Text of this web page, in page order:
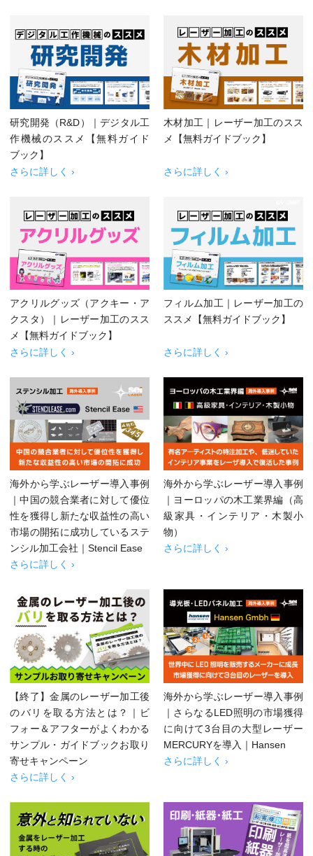
研究開発（R&D）｜デジタル工
作機械のススメ【無料ガイド
ブック】
さらに詳しく ›
木材加工｜レーザー加工のスス
メ【無料ガイドブック】
さらに詳しく ›
アクリルグッズ（アクキー・ア
クスタ）｜レーザー加工のスス
メ【無料ガイドブック】
さらに詳しく ›
フィルム加工｜レーザー加工の
ススメ【無料ガイドブック】
さらに詳しく ›
海外から学ぶレーザー導入事例
｜中国の競合業者に対して優位
性を獲得し新たな収益性の高い
市場の開拓に成功しているステ
ンシル加工会社｜Stencil Ease
さらに詳しく ›
海外から学ぶレーザー導入事例
｜ヨーロッパの木工業界編（高
級家具・インテリア・木製小
物）
さらに詳しく ›
【終了】金属のレーザー加工後
のバリを取る方法とは？｜ビ
フォー＆アフターがよくわかる
サンプル・ガイドブックお取り
寄せキャンペーン
さらに詳しく ›
海外から学ぶレーザー導入事例
｜さらなるLED照明の市場獲得
に向けて3台目の大型レーザー
MERCURYを導入｜Hansen
さらに詳しく ›